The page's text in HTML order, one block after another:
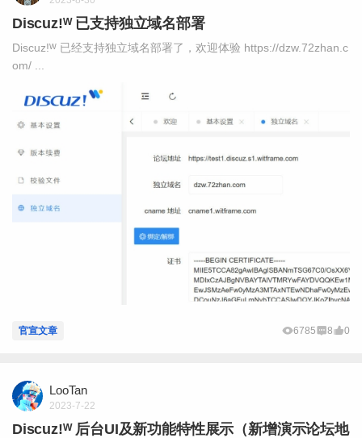
Discuz!ᵂ 已支持独立域名部署
Discuz!ᵂ 已经支持独立域名部署了，欢迎体验 https://dzw.72zhan.c
om/ ...
官宣文章 6785 8 0
LooTan
2023-7-22
Discuz!ᵂ 后台UI及新功能特性展示（新增演示论坛地